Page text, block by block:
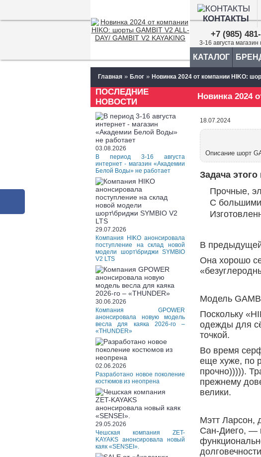
КОНТАКТЫ
+7 (985)
3-16 августа
КАТАЛОГ
Главная » Блог » Новинка 2024 от компании HIKO:
ПОСЛЕДНИЕ
НОВОСТИ
03.08.2026
В период 3-16 августа
интернет - магазин «Академии
Белой Воды» не работает
29.07.2026
Компания HIKO анонсировала
поступление на склад новой
модели шорт\бриджи SYMBIO
V2 LTS
30.06.2026
Компания GPOWER
анонсировала новую модель
весла для каяка 2026-го –
«THUNDER»
02.06.2026
Разработано новое поколение
костюмов из неопрена
29.05.2026
Чешская компания ZET-
KAYAKS анонсировала новый
каяк «SENSEI».
Новинка 2024
18.07.2024
Описание шорт
Задача
Прочные,
С большими
В
Она хорошо
Модель
Поскольку
одежды для
точкой.
Во время
еще хуже, по
прочно))))).
прежнему
велики.
Мэтт Ларсон,
Сан-Диего, —